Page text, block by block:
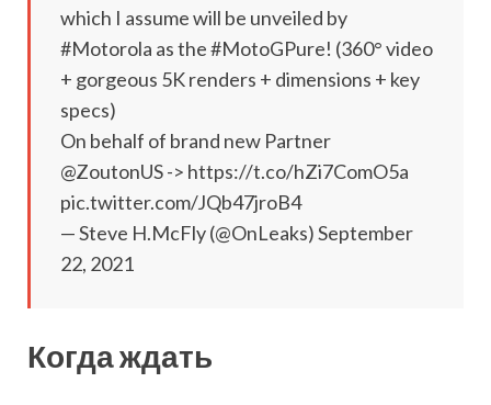
which I assume will be unveiled by
#Motorola as the #MotoGPure! (360° video
+ gorgeous 5K renders + dimensions + key
specs)
On behalf of brand new Partner
@ZoutonUS -> https://t.co/hZi7ComO5a
pic.twitter.com/JQb47jroB4
— Steve H.McFly (@OnLeaks) September
22, 2021
Когда ждать